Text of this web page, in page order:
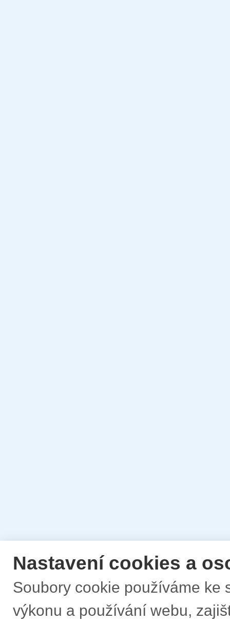
Nastavení cookies a
Soubory cookie používáme ke
výkonu a používání webu,